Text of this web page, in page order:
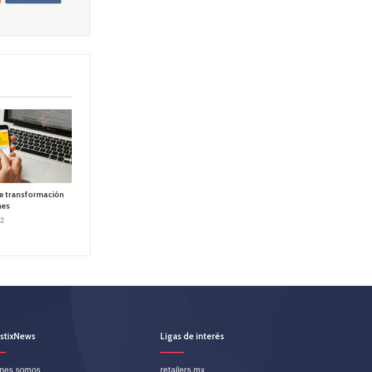
transformación
somos
Ligas de interés
retailers.mx